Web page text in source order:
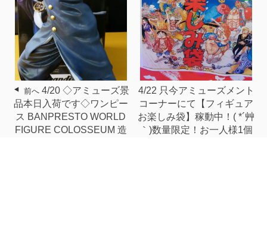
前へ 4/20 ◇アミューズ景
品本日入荷です◇ワンピー
ス BANPRESTO WORLD
FIGURE COLOSSEUM 造
4/22 只今アミューズメント
コーナーにて【フィギュア
お楽しみ袋】稼動中！( *´艸
｀)数量限定！お一人様1個